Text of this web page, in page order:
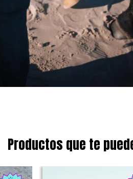
Productos que te